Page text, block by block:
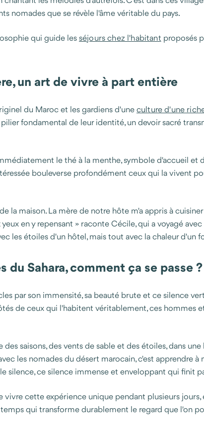
nomades que se révèle l'âme véritable du pays.
qui guide les séjours chez l'habitant proposés
un art de vivre à part entière
du Maroc et les gardiens d'uneculture d'une
fondamental de leur identité, un devoir sacré
le thé à la menthe, symbole d'accueil et
bouleverse profondément ceux qui la vivent
la maison. La mère de notre hôte m'a appris à
en y repensant » raconte Cécile, qui a voyagé
les étoiles d'un hôtel, mais tout avec la chaleur d'un
du Sahara, comment ça se passe ?
par son immensité, sa beauté brute et ce silence
de ceux qui l'habitent véritablement, ces hommes
saisons, des vents de sable et des étoiles, dans
les nomades du désert marocain, c'est apprendre
silence, ce silence immense et enveloppant qui finit
cette expérience unique pendant plusieurs jours,
qui transforme durablement le regard que l'on